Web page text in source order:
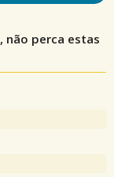
, não perca estas